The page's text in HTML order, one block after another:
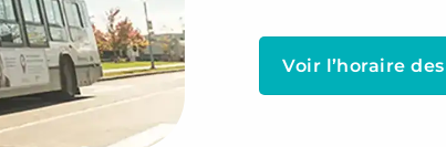
Voir l’horaire